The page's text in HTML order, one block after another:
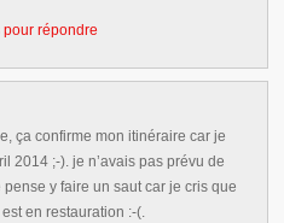
répondre
ça confirme mon itinéraire car je
2014 ;-). je n’avais pas prévu de
y faire un saut car je cris que
en restauration :-(.